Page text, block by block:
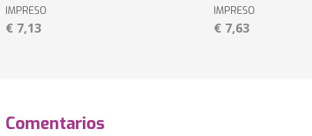
IMPRESO
€ 7,13
IMPRESO
€ 7,63
Comentarios